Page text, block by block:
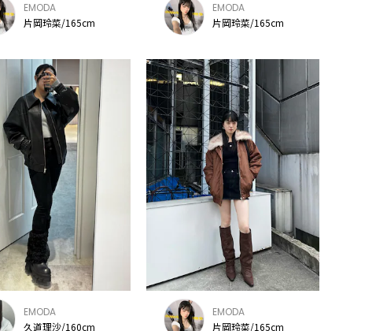
EMODA
片岡玲菜/165cm
EMODA
片岡玲菜/165cm
EMODA
久道理沙/160cm
EMODA
片岡玲菜/165cm